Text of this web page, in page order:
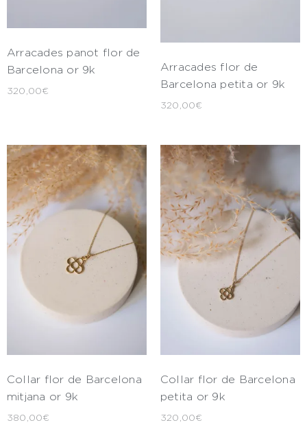
Arracades panot flor de
Barcelona or 9k
320,00€
Arracades flor de
Barcelona petita or 9k
320,00€
Collar flor de Barcelona
mitjana or 9k
380,00€
Collar flor de Barcelona
petita or 9k
320,00€